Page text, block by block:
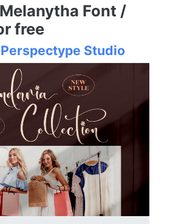
Font /
free
Perspectype Studio